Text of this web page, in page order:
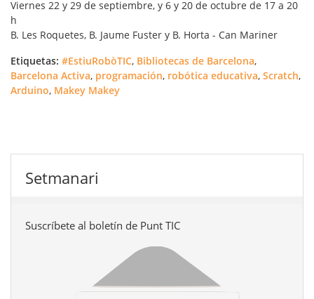
Viernes 22 y 29 de septiembre, y 6 y 20 de octubre de 17 a 20
h
B. Les Roquetes, B. Jaume Fuster y B. Horta - Can Mariner
Etiquetas: #EstiuRobòTIC, Bibliotecas de Barcelona,
Barcelona Activa, programación, robótica educativa, Scratch,
Arduino, Makey Makey
Setmanari
Suscríbete al boletín de Punt TIC